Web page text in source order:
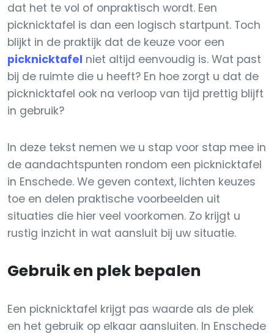
dat het te vol of onpraktisch wordt. Een
picknicktafel is dan een logisch startpunt. Toch
blijkt in de praktijk dat de keuze voor een
picknicktafel niet altijd eenvoudig is. Wat past
bij de ruimte die u heeft? En hoe zorgt u dat de
picknicktafel ook na verloop van tijd prettig blijft
in gebruik?
In deze tekst nemen we u stap voor stap mee in
de aandachtspunten rondom een picknicktafel
in Enschede. We geven context, lichten keuzes
toe en delen praktische voorbeelden uit
situaties die hier veel voorkomen. Zo krijgt u
rustig inzicht in wat aansluit bij uw situatie.
Gebruik en plek bepalen
Een picknicktafel krijgt pas waarde als de plek
en het gebruik op elkaar aansluiten. In Enschede